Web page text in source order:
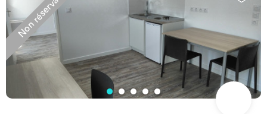
Non réservable